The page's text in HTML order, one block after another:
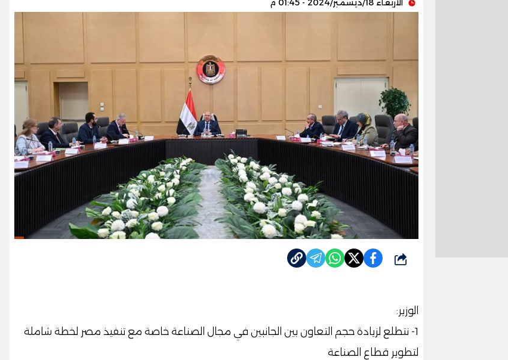
الأربعاء 18/ديسمبر/2024 - 01:45 م
شارك
الوزير:
1- نتطلع لزيادة حجم التعاون بين الجانبين في مجال الصناعة خاصة مع تنفيذ مصر لخطة شاملة
لتطوير قطاع الصناعة